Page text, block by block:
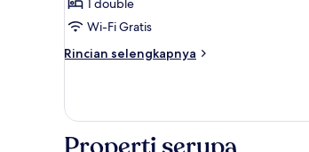
Medium
Palau
1 double
Wi-Fi Gratis
Rincian selengkapnya
Rincian
Medium